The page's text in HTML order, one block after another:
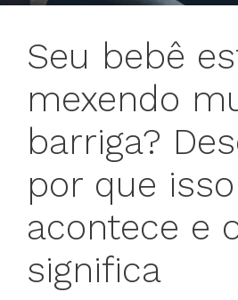
Seu bebê
mexendo
barriga?
por que isso
acontece e
significa